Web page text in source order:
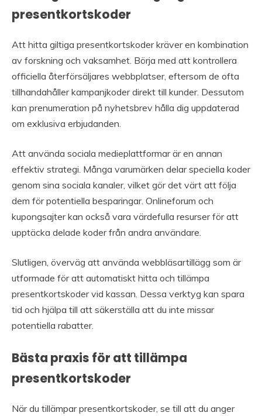
presentkortskoder
Att hitta giltiga presentkortskoder kräver en kombination
av forskning och vaksamhet. Börja med att kontrollera
officiella återförsäljares webbplatser, eftersom de ofta
tillhandahåller kampanjkoder direkt till kunder. Dessutom
kan prenumeration på nyhetsbrev hålla dig uppdaterad
om exklusiva erbjudanden.
Att använda sociala medieplattformar är en annan
effektiv strategi. Många varumärken delar speciella koder
genom sina sociala kanaler, vilket gör det värt att följa
dem för potentiella besparingar. Onlineforum och
kupongsajter kan också vara värdefulla resurser för att
upptäcka delade koder från andra användare.
Slutligen, överväg att använda webbläsartillägg som är
utformade för att automatiskt hitta och tillämpa
presentkortskoder vid kassan. Dessa verktyg kan spara
tid och hjälpa till att säkerställa att du inte missar
potentiella rabatter.
Bästa praxis för att tillämpa
presentkortskoder
När du tillämpar presentkortskoder, se till att du anger